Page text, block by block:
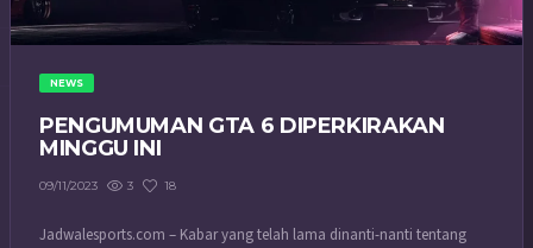
NEWS
PENGUMUMAN GTA 6 DIPERKIRAKAN
MINGGU INI
09/11/2023 3 18
Jadwalesports.com – Kabar yang telah lama dinanti-nanti tentang